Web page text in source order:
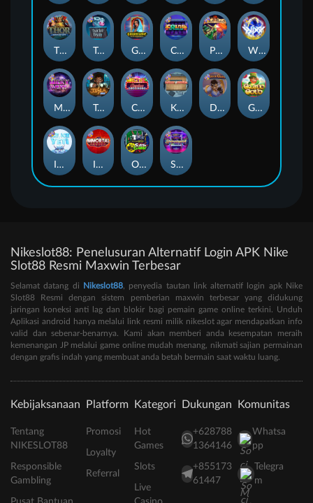
Tractor Beam
Casino Win Spin
Starstruck
Golden Genie And The Walking Wilds
Immortal Fruits
Tesla Jolt Dungeon Quest
Coins of Fortune WiXX
Outsourced: Slash Game
Milky Ways Gaelic Gold
Kitchen Drama: Sushi Mania
Pixies vs Pirates
Thor: Hammer Time
Ice Ice Yeti
Nikeslot88: Penelusuran Alternatif Login APK Nike
Slot88 Resmi Maxwin Terbesar
Selamat datang di Nikeslot88, penyedia tautan link alternatif login apk Nike
Slot88 Resmi dengan sistem pemberian maxwin terbesar yang didukung
jaringan koneksi anti lag dan blokir bagi pemain game online terkini. Unduh
Aplikasi android hanya melalui link resmi milik nikeslot agar mendapatkan info
valid dan sebenar-benarnya. Kami akan memberi anda kesempatan meraih
kemenangan JP melalui game online mudah menang, nikmati sajian permainan
dengan grafis indah yang membuat anda betah bermain saat waktu luang.
Kebijaksanaan
Tentang
NIKESLOT88
Responsible
Gambling
Platform
Promosi
Loyalty
Referral
Kategori
Hot
Games
Slots
Live
Dukungan
+628788
1364146
+855173
61447
Komunitas
Whatsa
pp
Telegra
m